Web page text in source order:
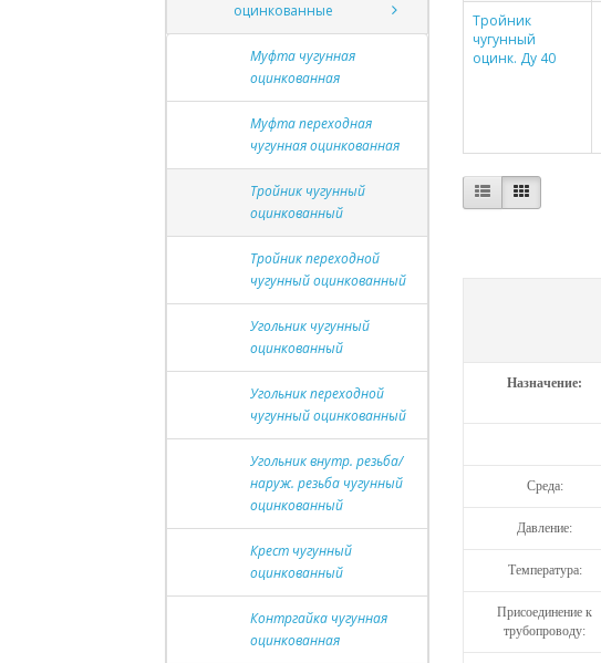
оцинкованные
Муфта чугунная
оцинкованная
Муфта переходная
чугунная оцинкованная
Тройник чугунный
оцинкованный
Тройник переходной
чугунный оцинкованный
Угольник чугунный
оцинкованный
Угольник переходной
чугунный оцинкованный
Угольник внутр. резьба/
наруж. резьба чугунный
оцинкованный
Крест чугунный
оцинкованный
Контргайка чугунная
оцинкованная
Тройник
чугунный
оцинк. Ду 40
Назначение:
Среда:
Давление:
Температура:
Присоединение к
трубопроводу: